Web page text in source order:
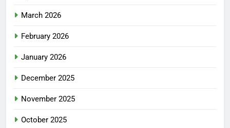
March 2026
February 2026
January 2026
December 2025
November 2025
October 2025